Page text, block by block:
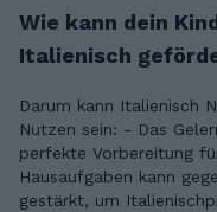
Wie kann dein
Italienisch
Darum kann Italienisch
Nutzen sein: - Das
perfekte Vorbereitung
Hausaufgaben kann
gestärkt, um